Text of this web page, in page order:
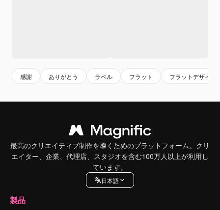
感謝 ありがとう ラベル フラット フラットデザイン
最高のクリエイティブ制作を導くためのプラットフォーム。クリ
エイター、企業、代理店、スタジオを含む100万人以上が利用し
ています。
日本語
製品